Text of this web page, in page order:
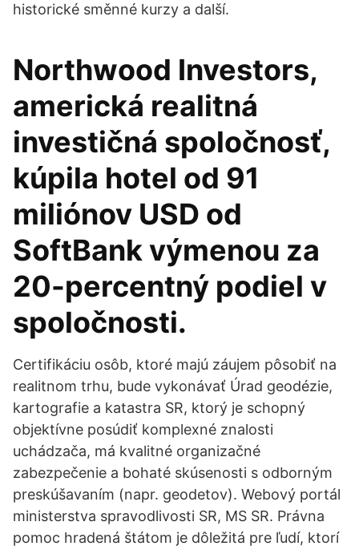
historické směnné kurzy a další.
Northwood Investors,
americká realitná
investičná spoločnosť,
kúpila hotel od 91
miliónov USD od
SoftBank výmenou za
20-percentný podiel v
spoločnosti.
Certifikáciu osôb, ktoré majú záujem pôsobiť na
realitnom trhu, bude vykonávať Úrad geodézie,
kartografie a katastra SR, ktorý je schopný
objektívne posúdiť komplexné znalosti
uchádzača, má kvalitné organizačné
zabezpečenie a bohaté skúsenosti s odborným
preskúšavaním (napr. geodetov). Webový portál
ministerstva spravodlivosti SR, MS SR. Právna
pomoc hradená štátom je dôležitá pre ľudí, ktorí